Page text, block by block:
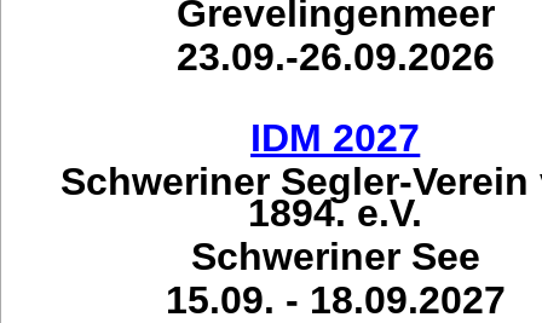
Grevelingenmeer
23.09.-26.09.2026
IDM 2027
Schweriner Segler-Verein
1894. e.V.
Schweriner See
15.09. - 18.09.2027